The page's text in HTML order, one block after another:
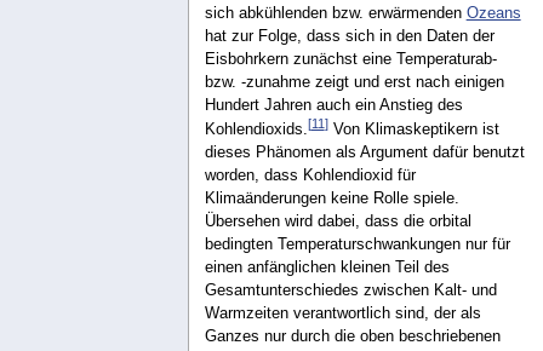
sich abkühlenden bzw. erwärmenden Ozeans
hat zur Folge, dass sich in den Daten der
Eisbohrkern zunächst eine Temperaturab-
bzw. -zunahme zeigt und erst nach einigen
Hundert Jahren auch ein Anstieg des
Kohlendioxids.[11]Von Klimaskeptikern ist
dieses Phänomen als Argument dafür benutzt
worden, dass Kohlendioxid für
Klimaänderungen keine Rolle spiele.
Übersehen wird dabei, dass die orbital
bedingten Temperaturschwankungen nur für
einen anfänglichen kleinen Teil des
Gesamtunterschiedes zwischen Kalt- und
Warmzeiten verantwortlich sind, der als
Ganzes nur durch die oben beschriebenen